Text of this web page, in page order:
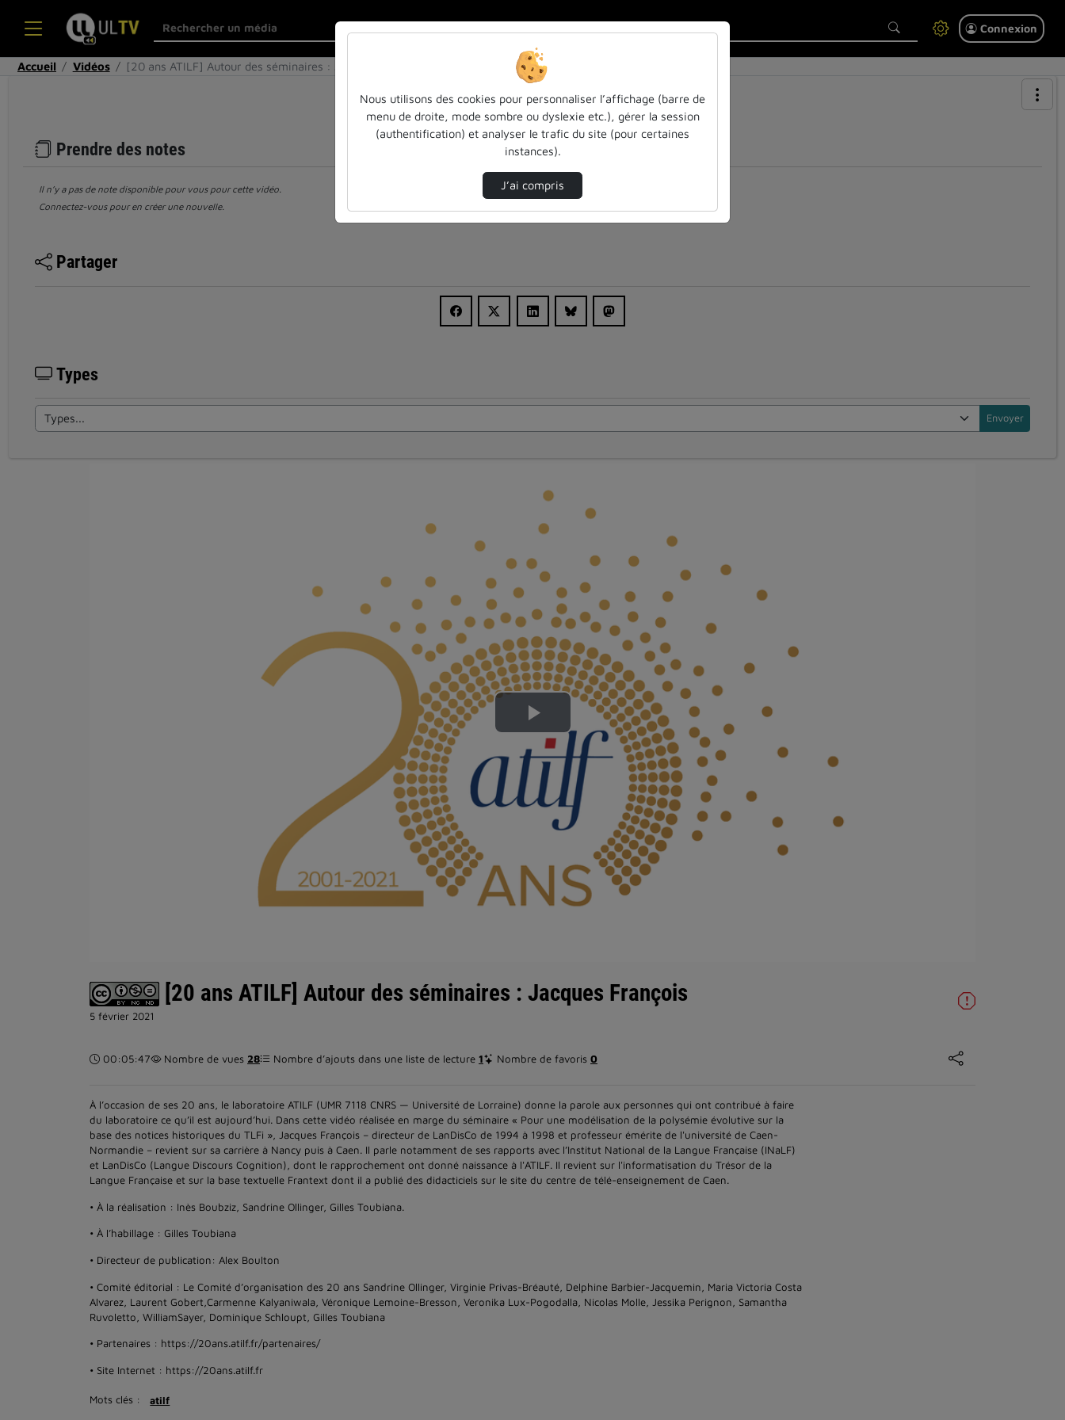
Connexion
Accueil Vidéos [20 ans ATILF] Autour des séminaires : Jacqu…
Prendre des notes
Il n’y a pas de note disponible pour vous pour cette vidéo.
Connectez-vous pour en créer une nouvelle.
Partager
Types
Lire
la
vidéo
[20 ans ATILF] Autour des séminaires : Jacques François
5 février 2021
Durée :
00:05:47 Nombre de vues 28 Nombre d’ajouts dans une liste de lecture 1 Nombre de favoris 0
À l’occasion de ses 20 ans, le laboratoire ATILF (UMR 7118 CNRS — Université de Lorraine) donne la parole aux personnes qui ont contribué à faire
du laboratoire ce qu’il est aujourd’hui. Dans cette vidéo réalisée en marge du séminaire « Pour une modélisation de la polysémie évolutive sur la
base des notices historiques du TLFi », Jacques François – directeur de LanDisCo de 1994 à 1998 et professeur émérite de l'université de Caen-
Normandie – revient sur sa carrière à Nancy puis à Caen. Il parle notamment de ses rapports avec l’Institut National de la Langue Française (INaLF)
et LanDisCo (Langue Discours Cognition), dont le rapprochement ont donné naissance à l'ATILF. Il revient sur l'informatisation du Trésor de la
Langue Française et sur la base textuelle Frantext dont il a publié des didacticiels sur le site du centre de télé-enseignement de Caen.
• À la réalisation : Inès Boubziz, Sandrine Ollinger, Gilles Toubiana.
• À l’habillage : Gilles Toubiana
• Directeur de publication: Alex Boulton
• Comité éditorial : Le Comité d’organisation des 20 ans Sandrine Ollinger, Virginie Privas-Bréauté, Delphine Barbier-Jacquemin, Maria Victoria Costa
Alvarez, Laurent Gobert,Carmenne Kalyaniwala, Véronique Lemoine-Bresson, Veronika Lux-Pogodalla, Nicolas Molle, Jessika Perignon, Samantha
Ruvoletto, WilliamSayer, Dominique Schloupt, Gilles Toubiana
• Partenaires : https://20ans.atilf.fr/partenaires/
• Site Internet : https://20ans.atilf.fr
Mots clés : atilf
Nous utilisons des cookies pour personnaliser l’affichage (barre de
menu de droite, mode sombre ou dyslexie etc.), gérer la session
(authentification) et analyser le trafic du site (pour certaines
instances).
J’ai compris